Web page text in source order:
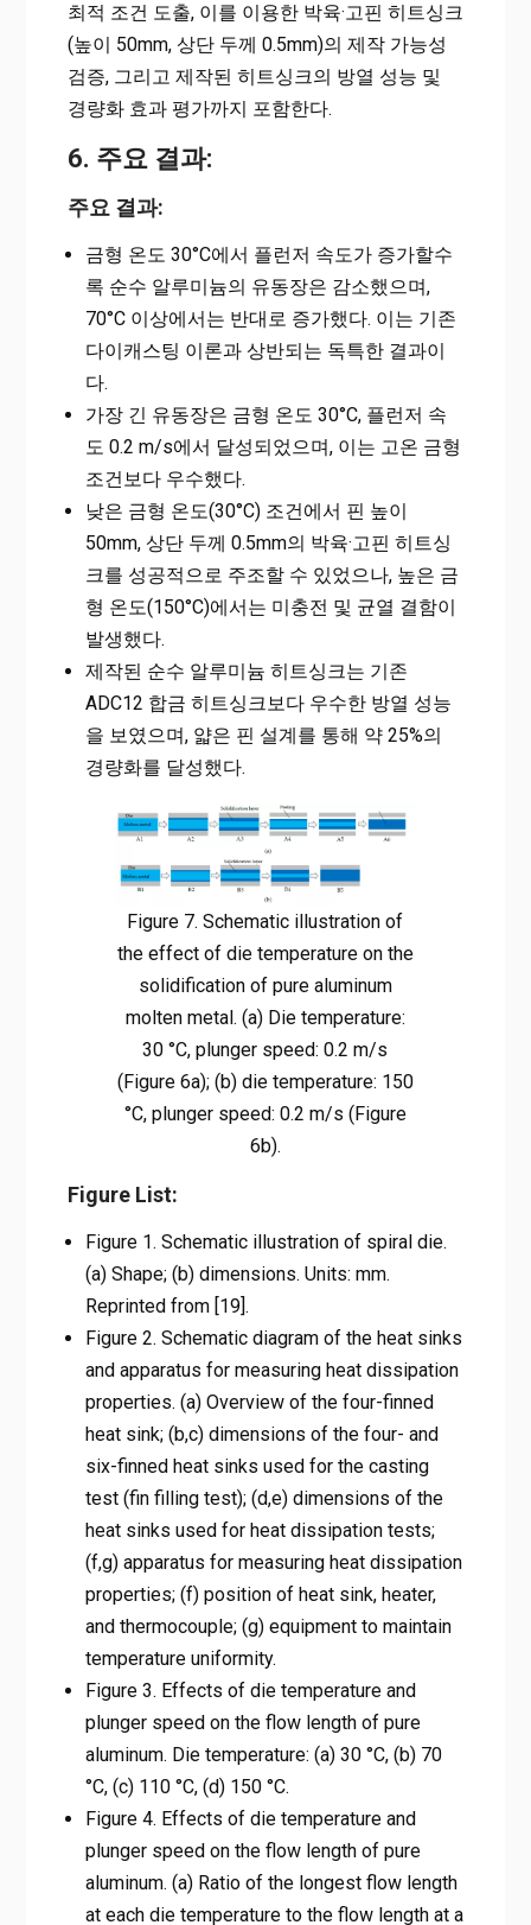
최적 조건 도출, 이를 이용한 박육·고핀 히트싱크
(높이 50mm, 상단 두께 0.5mm)의 제작 가능성
검증, 그리고 제작된 히트싱크의 방열 성능 및
경량화 효과 평가까지 포함한다.
6. 주요 결과:
주요 결과:
금형 온도 30°C에서 플런저 속도가 증가할수
록 순수 알루미늄의 유동장은 감소했으며,
70°C 이상에서는 반대로 증가했다. 이는 기존
다이캐스팅 이론과 상반되는 독특한 결과이
다.
가장 긴 유동장은 금형 온도 30°C, 플런저 속
도 0.2 m/s에서 달성되었으며, 이는 고온 금형
조건보다 우수했다.
낮은 금형 온도(30°C) 조건에서 핀 높이
50mm, 상단 두께 0.5mm의 박육·고핀 히트싱
크를 성공적으로 주조할 수 있었으나, 높은 금
형 온도(150°C)에서는 미충전 및 균열 결함이
발생했다.
제작된 순수 알루미늄 히트싱크는 기존
ADC12 합금 히트싱크보다 우수한 방열 성능
을 보였으며, 얇은 핀 설계를 통해 약 25%의
경량화를 달성했다.
Figure 7. Schematic illustration of
the effect of die temperature on the
solidification of pure aluminum
molten metal. (a) Die temperature:
30 °C, plunger speed: 0.2 m/s
(Figure 6a); (b) die temperature: 150
°C, plunger speed: 0.2 m/s (Figure
6b).
Figure List:
Figure 1. Schematic illustration of spiral die.
(a) Shape; (b) dimensions. Units: mm.
Reprinted from [19].
Figure 2. Schematic diagram of the heat sinks
and apparatus for measuring heat dissipation
properties. (a) Overview of the four-finned
heat sink; (b,c) dimensions of the four- and
six-finned heat sinks used for the casting
test (fin filling test); (d,e) dimensions of the
heat sinks used for heat dissipation tests;
(f,g) apparatus for measuring heat dissipation
properties; (f) position of heat sink, heater,
and thermocouple; (g) equipment to maintain
temperature uniformity.
Figure 3. Effects of die temperature and
plunger speed on the flow length of pure
aluminum. Die temperature: (a) 30 °C, (b) 70
°C, (c) 110 °C, (d) 150 °C.
Figure 4. Effects of die temperature and
plunger speed on the flow length of pure
aluminum. (a) Ratio of the longest flow length
at each die temperature to the flow length at a